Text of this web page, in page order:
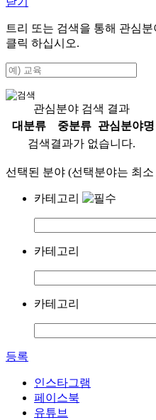
트리 또는 검색을 통해 관심
클릭 하십시오.
관심분야 검색 결과
대분류
중분류
관심분야명
검색결과가 없습니다.
선택된 분야 (선택분야는 최
카테고리
카테고리
카테고리
등록
인스타그램
페이스북
유튜브